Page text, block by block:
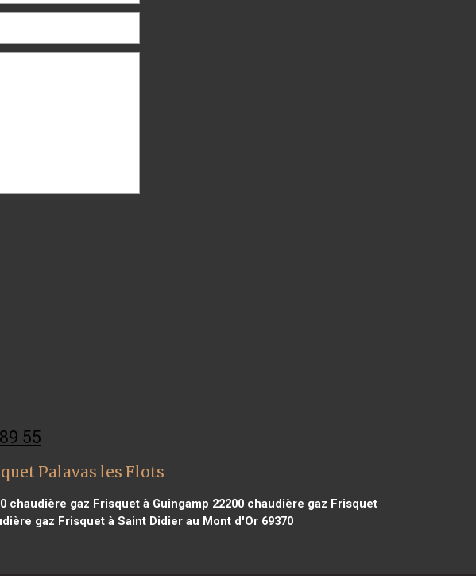
55
Palavas les Flots
chaudière gaz Frisquet à Guingamp 22200 chaudière gaz Frisquet
gaz Frisquet à Saint Didier au Mont d'Or 69370